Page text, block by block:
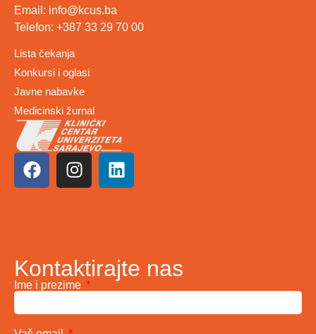
Email: info@kcus.ba
Telefon: +387 33 29 70 00
Lista čekanja
Konkursi i oglasi
Javne nabavke
Medicinski žurnal
Kontaktirajte nas
Ime i prezime